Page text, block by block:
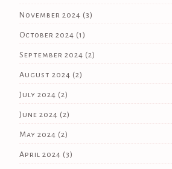
November 2024 (3)
October 2024 (1)
September 2024 (2)
August 2024 (2)
July 2024 (2)
June 2024 (2)
May 2024 (2)
April 2024 (3)